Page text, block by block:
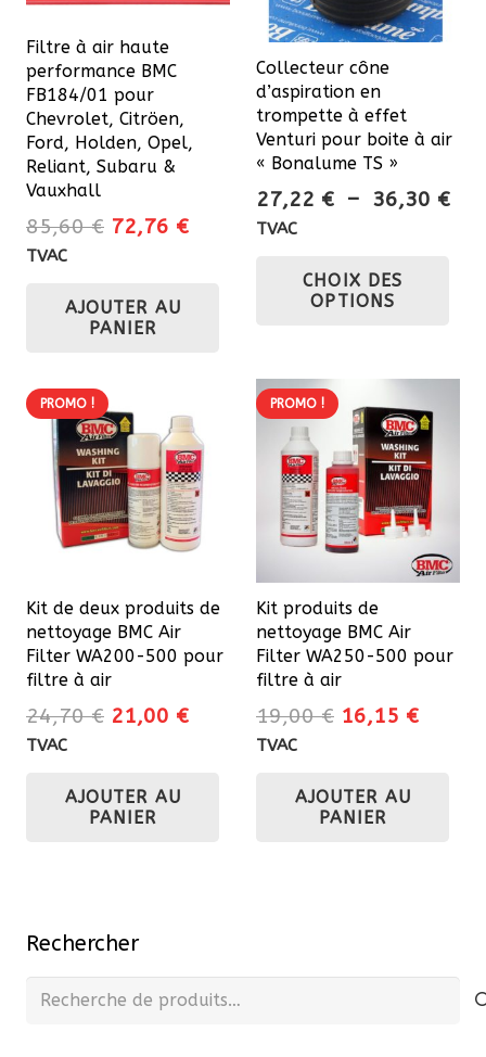
Filtre à air haute
performance BMC
FB184/01 pour
Chevrolet, Citröen,
Ford, Holden, Opel,
Reliant, Subaru &
Vauxhall
85,60€ Le
était :
85,60 €.
72,76 €Le
TVAC
AJOUTER AU
PANIER
Collecteur cône
d’aspiration en
trompette à effet
Venturi pour boite à air
« Bonalume TS »
27,22 € – 36,30 €
TVAC
CHOIX DES
OPTIONS
PROMO !
Kit de deux produits de
nettoyage BMC Air
Filter WA200-500 pour
filtre à air
24,70€ Le
était :
24,70 €.
21,00 €Le
TVAC
AJOUTER AU
PANIER
PROMO !
Kit produits de
nettoyage BMC Air
Filter WA250-500 pour
filtre à air
19,00€ Le
était :
19,00 €.
16,15 €Le
TVAC
AJOUTER AU
PANIER
Rechercher
Recherche